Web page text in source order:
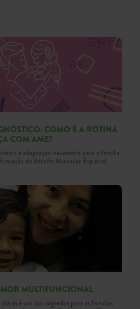
COMO É A ROTINA
COM AME?
e adaptação necessária para a família
da Atrofia Muscular Espinhal
MULTIFUNCIONAL
é um dos segredos para as famílias